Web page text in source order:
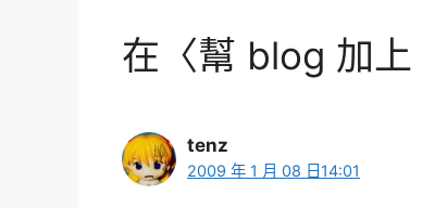
在〈幫 blog 加
tenz
2009 年 1 月 08 日14:01